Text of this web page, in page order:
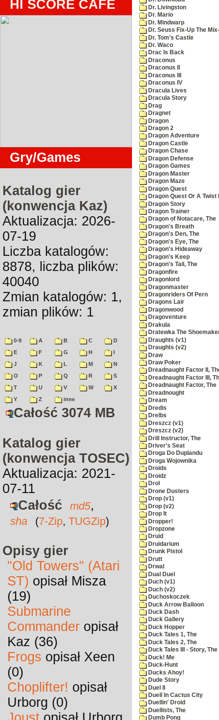
HI SCORE CAFÉ
Gry/Games
Katalog gier
(konwencja Kaz)
Aktualizacja: 2026-
07-19
Liczba katalogów:
8878, liczba plików:
40040
Zmian katalogów: 1,
zmian plików: 1
0-9 A B C
D
E
F G H
I
J
K L M
N
O
P Q R
S
T
U V W
X
Y
Z inne
Całość 3074 MB
Katalog gier
(konwencja TOSEC)
Aktualizacja: 2021-
07-11
Całość
md5,
sha (7-Zip, TUGZip)
Opisy gier
"Old Towers" (Atari
ST) opisał Misza
(19)
Submarine
Commander opisał
Kaz (36)
Frogs opisał Xeen
(0)
Choplifter! opisał
Urborg (0)
Dr. Livingston
Dr. Mario
Dr. Mindwarp
Dr. Seuss Fix-Up The
Dr. Tom's Castle
Dr. Waco
Drac Is Back
Draconus
Draconus II
Draconus III
Draconus IV
Dracula Lives
Dracula Story
Drag
Dragnet
Dragon
Dragon 2
Dragon Adventure
Dragon Castle
Dragon Chase
Dragon Defense
Dragon Games
Dragon Master
Dragon Maze
Dragon Quest
Dragon Quest Or A Twist
Dragon Story
Dragon Trainer
Dragon of Notacare, The
Dragon's Breath
Dragon's Den, The
Dragon's Eye, The
Dragon's Hideaway
Dragon's Keep
Dragon's Tail, The
Dragonfire
Dragonlord
Dragonmaster
Dragonriders Of Pern
Dragons Lair
Dragonwood
Dragoventure
Drakula
Dratewka The
Draughts (v1)
Draughts (v2)
Draw
Draw Poker
Dreadnaught Factor II,
Dreadnaught Factor III,
Dreadnaught Factor, The
Dreadnought
Dream
Dredis
Drelbs
Dreszcz (v1)
Dreszcz (v2)
Drill Instructor, The
Driver's Seat
Droga Do Duplandu
Droga Wojownika
Droids
Droidz
Drol
Drone Dusters
Drop (v1)
Drop (v2)
Drop It
Dropper!
Dropzone
Druid
Druidarium
Drunk Pistol
Drutt
Drwal
Dual Duel
Duch (v1)
Duch (v2)
Duchoskoczek
Duck Arrow Balloon
Duck Dash
Duck Gallery
Duck Hopper
Duck Tales 1, The
Duck Tales 2, The
Duck Tales III - Story, The
Duck! Me
Duck-Hunt
Ducks Ahoy!
Dude Story
Duel II
Duell In Cactus City
Duellin' Droid
Duellists, The
Dumb Pong